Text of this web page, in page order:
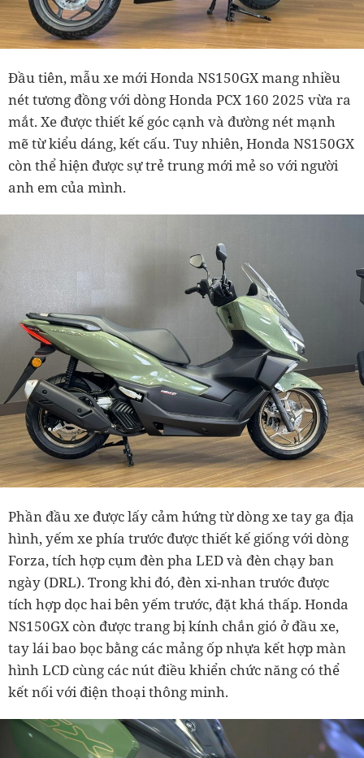
Đầu tiên, mẫu xe mới Honda NS150GX mang nhiều
nét tương đồng với dòng Honda PCX 160 2025 vừa ra
mắt. Xe được thiết kế góc cạnh và đường nét mạnh
mẽ từ kiểu dáng, kết cấu. Tuy nhiên, Honda NS150GX
còn thể hiện được sự trẻ trung mới mẻ so với người
anh em của mình.
Phần đầu xe được lấy cảm hứng từ dòng xe tay ga địa
hình, yếm xe phía trước được thiết kế giống với dòng
Forza, tích hợp cụm đèn pha LED và đèn chạy ban
ngày (DRL). Trong khi đó, đèn xi-nhan trước được
tích hợp dọc hai bên yếm trước, đặt khá thấp. Honda
NS150GX còn được trang bị kính chắn gió ở đầu xe,
tay lái bao bọc bằng các mảng ốp nhựa kết hợp màn
hình LCD cùng các nút điều khiển chức năng có thể
kết nối với điện thoại thông minh.